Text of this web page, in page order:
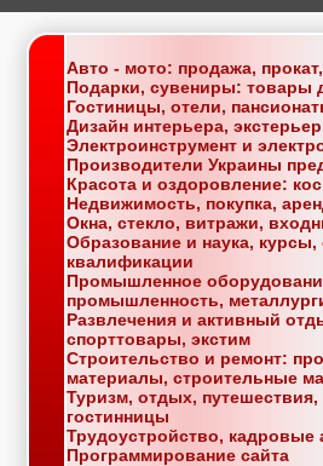
Авто - мото: продажа,
Подарки, сувениры: товары
Гостиницы, отели,
Дизайн интерьера,
Электроинструмент и
Производители Украины
Красота и оздоровление:
Недвижимость, покупка,
Окна, стекло, витражи,
Образование и наука,
квалификации
Промышленное
промышленность,
Развлечения и активный
спорттовары, экстим
Строительство и ремонт:
материалы, строительные
Туризм, отдых,
гостинницы
Трудоустройство, кадровые
Программирование сайта